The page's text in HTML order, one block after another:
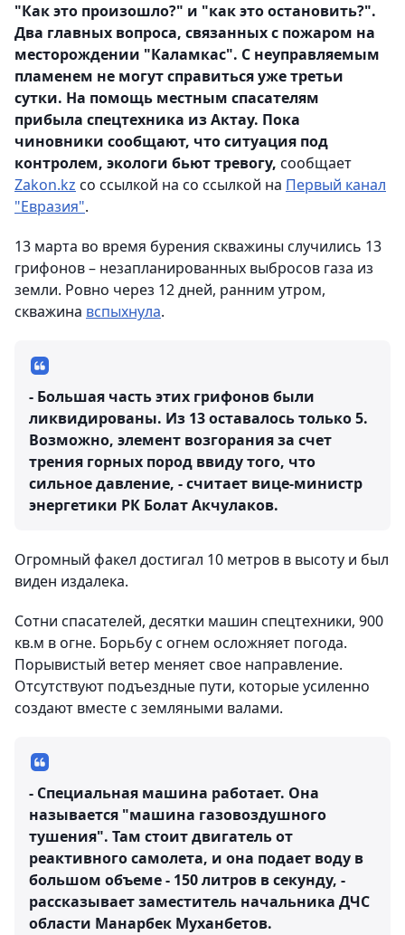
"Как это произошло?" и "как это остановить?".
Два главных вопроса, связанных с пожаром на
месторождении "Каламкас". С неуправляемым
пламенем не могут справиться уже третьи
сутки. На помощь местным спасателям
прибыла спецтехника из Актау. Пока
чиновники сообщают, что ситуация под
контролем, экологи бьют тревогу, сообщает
Zakon.kz со ссылкой на со ссылкой на Первый канал
"Евразия".
13 марта во время бурения скважины случились 13
грифонов – незапланированных выбросов газа из
земли. Ровно через 12 дней, ранним утром,
скважина вспыхнула.
- Большая часть этих грифонов были
ликвидированы. Из 13 оставалось только 5.
Возможно, элемент возгорания за счет
трения горных пород ввиду того, что
сильное давление, - считает вице-министр
энергетики РК Болат Акчулаков.
Огромный факел достигал 10 метров в высоту и был
виден издалека.
Сотни спасателей, десятки машин спецтехники, 900
кв.м в огне. Борьбу с огнем осложняет погода.
Порывистый ветер меняет свое направление.
Отсутствуют подъездные пути, которые усиленно
создают вместе с земляными валами.
- Специальная машина работает. Она
называется "машина газовоздушного
тушения". Там стоит двигатель от
реактивного самолета, и она подает воду в
большом объеме - 150 литров в секунду, -
рассказывает заместитель начальника ДЧС
области Манарбек Муханбетов.